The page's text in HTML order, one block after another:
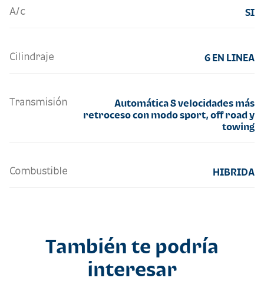
A/c SI
Cilindraje 6 EN LINEA
Transmisión
Automática 8 velocidades más
retroceso con modo sport, off road y
towing
Combustible HIBRIDA
También te podría
interesar